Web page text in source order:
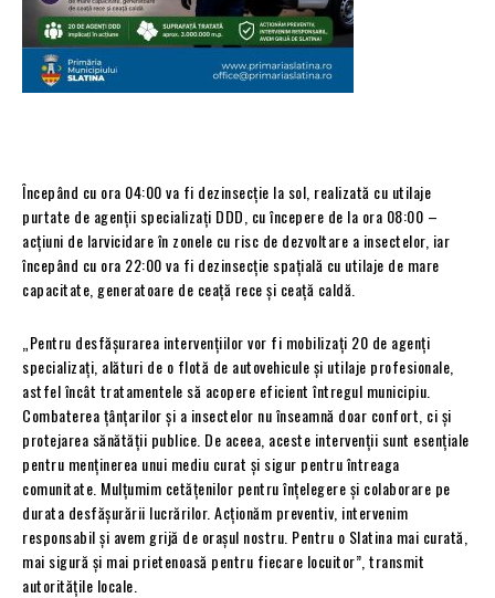
Începând cu ora 04:00 va fi dezinsecție la sol, realizată cu utilaje
purtate de agenții specializați DDD, cu începere de la ora 08:00 –
acțiuni de larvicidare în zonele cu risc de dezvoltare a insectelor, iar
începând cu ora 22:00 va fi dezinsecție spațială cu utilaje de mare
capacitate, generatoare de ceață rece și ceață caldă.
„Pentru desfășurarea intervențiilor vor fi mobilizați 20 de agenți
specializați, alături de o flotă de autovehicule și utilaje profesionale,
astfel încât tratamentele să acopere eficient întregul municipiu.
Combaterea țânțarilor și a insectelor nu înseamnă doar confort, ci și
protejarea sănătății publice. De aceea, aceste intervenții sunt esențiale
pentru menținerea unui mediu curat și sigur pentru întreaga
comunitate. Mulțumim cetățenilor pentru înțelegere și colaborare pe
durata desfășurării lucrărilor. Acționăm preventiv, intervenim
responsabil și avem grijă de orașul nostru. Pentru o Slatina mai curată,
mai sigură și mai prietenoasă pentru fiecare locuitor”, transmit
autoritățile locale.